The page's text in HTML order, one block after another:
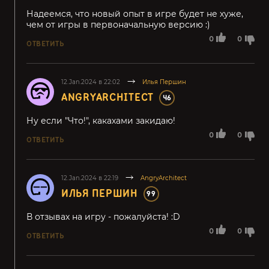
0 0
Надеемся, что новый опыт в игре будет не хуже,
чем от игры в первоначальную версию :)
ОТВЕТИТЬ
12.Jan.2024 в 22:02 Илья Першин
ANGRYARCHITECT 46
0 0
Ну если "Что!", какахами закидаю!
ОТВЕТИТЬ
12.Jan.2024 в 22:19 AngryArchitect
ИЛЬЯ ПЕРШИН 99
0 0
В отзывах на игру - пожалуйста! :D
ОТВЕТИТЬ